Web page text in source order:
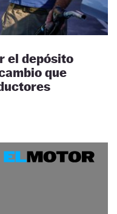
el depósito
que